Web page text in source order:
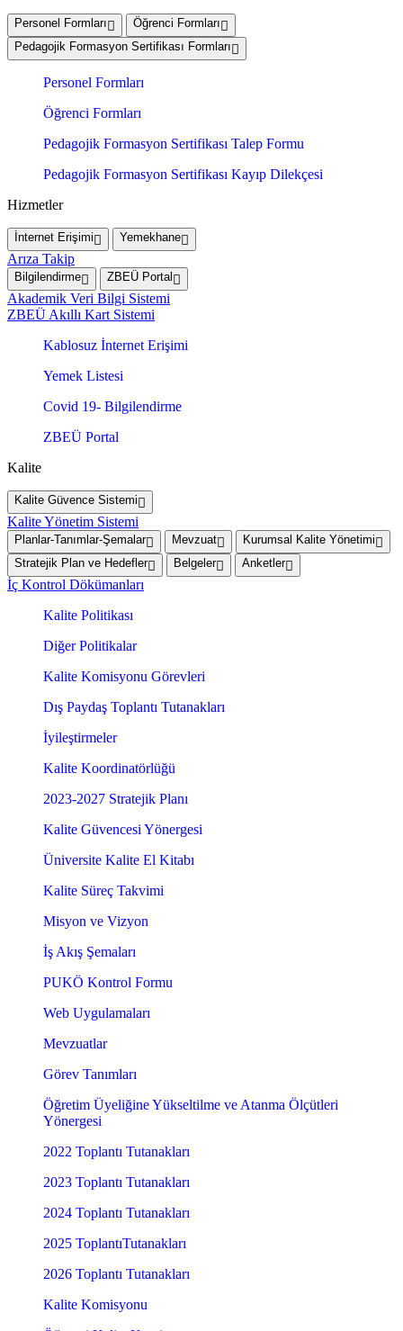
Personel Formları
Öğrenci Formları
Pedagojik Formasyon Sertifikası Formları
Personel Formları
Öğrenci Formları
Pedagojik Formasyon Sertifikası Talep Formu
Pedagojik Formasyon Sertifikası Kayıp Dilekçesi
Hizmetler
İnternet Erişimi Yemekhane
Arıza Takip
Bilgilendirme ZBEÜ Portal
Akademik Veri Bilgi Sistemi
ZBEÜ Akıllı Kart Sistemi
Kablosuz İnternet Erişimi
Yemek Listesi
Covid 19- Bilgilendirme
ZBEÜ Portal
Kalite
Kalite Güvence Sistemi
Kalite Yönetim Sistemi
Planlar-Tanımlar-Şemalar Mevzuat
Kurumsal Kalite Yönetimi
Stratejik Plan ve Hedefler
Belgeler Anketler
İç Kontrol Dökümanları
Kalite Politikası
Diğer Politikalar
Kalite Komisyonu Görevleri
Dış Paydaş Toplantı Tutanakları
İyileştirmeler
Kalite Koordinatörlüğü
2023-2027 Stratejik Planı
Kalite Güvencesi Yönergesi
Üniversite Kalite El Kitabı
Kalite Süreç Takvimi
Misyon ve Vizyon
İş Akış Şemaları
PUKÖ Kontrol Formu
Web Uygulamaları
Mevzuatlar
Görev Tanımları
Öğretim Üyeliğine Yükseltilme ve Atanma Ölçütleri
Yönergesi
2022 Toplantı Tutanakları
2023 Toplantı Tutanakları
2024 Toplantı Tutanakları
2025 ToplantıTutanakları
2026 Toplantı Tutanakları
Kalite Komisyonu